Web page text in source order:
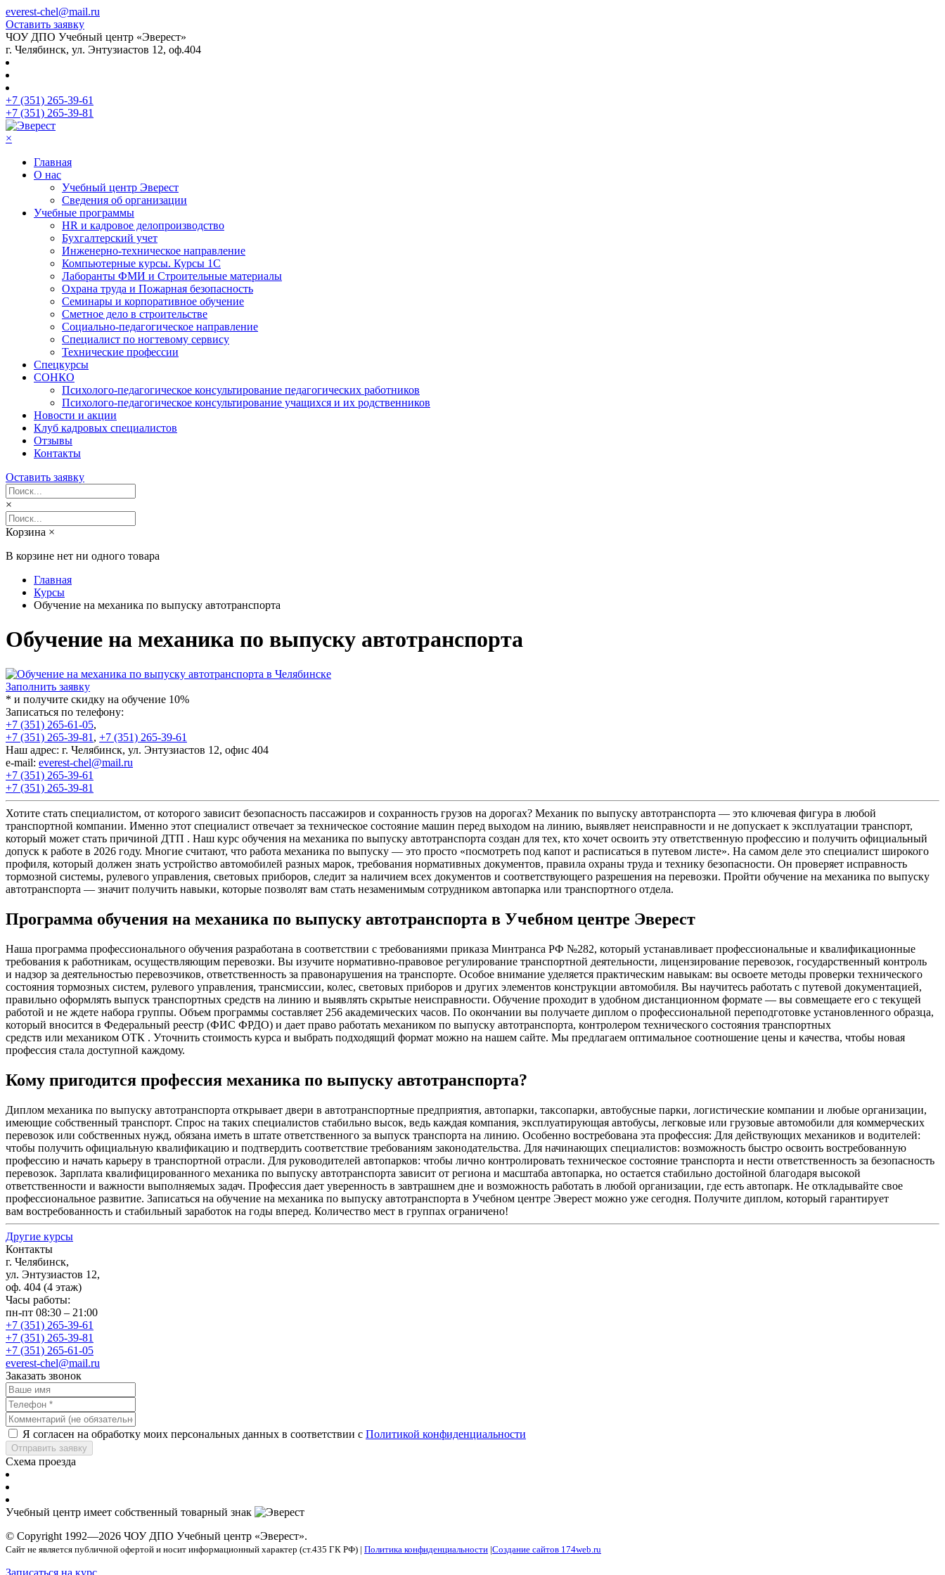
everest-chel@mail.ru
Оставить заявку
ЧОУ ДПО Учебный центр «Эверест»
г. Челябинск, ул. Энтузиастов 12, оф.404
+7 (351) 265-39-61
+7 (351) 265-39-81
×
Главная
О нас
Учебный центр Эверест
Сведения об организации
Учебные программы
HR и кадровое делопроизводство
Бухгалтерский учет
Инженерно-техническое направление
Компьютерные курсы. Курсы 1С
Лаборанты ФМИ и Строительные материалы
Охрана труда и Пожарная безопасность
Семинары и корпоративное обучение
Сметное дело в строительстве
Социально-педагогическое направление
Специалист по ногтевому сервису
Технические профессии
Спецкурсы
СОНКО
Психолого-педагогическое консультирование педагогических работников
Психолого-педагогическое консультирование учащихся и их родственников
Новости и акции
Клуб кадровых специалистов
Отзывы
Контакты
Оставить заявку
×
Корзина ×
В корзине нет ни одного товара
Главная
Курсы
Обучение на механика по выпуску автотранспорта
Обучение на механика по выпуску автотранспорта
Заполнить заявку
* и получите скидку на обучение 10%
Записаться по телефону:
+7 (351) 265-61-05,
+7 (351) 265-39-81 , +7 (351) 265-39-61
Наш адрес: г. Челябинск, ул. Энтузиастов 12, офис 404
e-mail: everest-chel@mail.ru
+7 (351) 265-39-61
+7 (351) 265-39-81
Хотите стать специалистом, от которого зависит безопасность пассажиров и сохранность грузов на дорогах? Механик по выпуску автотранспорта — это ключевая фигура в любой
транспортной компании. Именно этот специалист отвечает за техническое состояние машин перед выходом на линию, выявляет неисправности и не допускает к эксплуатации транспорт,
который может стать причиной ДТП . Наш курс обучения на механика по выпуску автотранспорта создан для тех, кто хочет освоить эту ответственную профессию и получить официальный
допуск к работе в 2026 году. Многие считают, что работа механика по выпуску — это просто «посмотреть под капот и расписаться в путевом листе». На самом деле это специалист широкого
профиля, который должен знать устройство автомобилей разных марок, требования нормативных документов, правила охраны труда и технику безопасности. Он проверяет исправность
тормозной системы, рулевого управления, световых приборов, следит за наличием всех документов и соответствующего разрешения на перевозки. Пройти обучение на механика по выпуску
автотранспорта — значит получить навыки, которые позволят вам стать незаменимым сотрудником автопарка или транспортного отдела.
Программа обучения на механика по выпуску автотранспорта в Учебном центре Эверест
Наша программа профессионального обучения разработана в соответствии с требованиями приказа Минтранса РФ №282, который устанавливает профессиональные и квалификационные
требования к работникам, осуществляющим перевозки. Вы изучите нормативно-правовое регулирование транспортной деятельности, лицензирование перевозок, государственный контроль
и надзор за деятельностью перевозчиков, ответственность за правонарушения на транспорте. Особое внимание уделяется практическим навыкам: вы освоете методы проверки технического
состояния тормозных систем, рулевого управления, трансмиссии, колес, световых приборов и других элементов конструкции автомобиля. Вы научитесь работать с путевой документацией,
правильно оформлять выпуск транспортных средств на линию и выявлять скрытые неисправности. Обучение проходит в удобном дистанционном формате — вы совмещаете его с текущей
работой и не ждете набора группы. Объем программы составляет 256 академических часов. По окончании вы получаете диплом о профессиональной переподготовке установленного образца,
который вносится в Федеральный реестр (ФИС ФРДО) и дает право работать механиком по выпуску автотранспорта, контролером технического состояния транспортных
средств или механиком ОТК . Уточнить стоимость курса и выбрать подходящий формат можно на нашем сайте. Мы предлагаем оптимальное соотношение цены и качества, чтобы новая
профессия стала доступной каждому.
Кому пригодится профессия механика по выпуску автотранспорта?
Диплом механика по выпуску автотранспорта открывает двери в автотранспортные предприятия, автопарки, таксопарки, автобусные парки, логистические компании и любые организации,
имеющие собственный транспорт. Спрос на таких специалистов стабильно высок, ведь каждая компания, эксплуатирующая автобусы, легковые или грузовые автомобили для коммерческих
перевозок или собственных нужд, обязана иметь в штате ответственного за выпуск транспорта на линию. Особенно востребована эта профессия: Для действующих механиков и водителей:
чтобы получить официальную квалификацию и подтвердить соответствие требованиям законодательства. Для начинающих специалистов: возможность быстро освоить востребованную
профессию и начать карьеру в транспортной отрасли. Для руководителей автопарков: чтобы лично контролировать техническое состояние транспорта и нести ответственность за безопасность
перевозок. Зарплата квалифицированного механика по выпуску автотранспорта зависит от региона и масштаба автопарка, но остается стабильно достойной благодаря высокой
ответственности и важности выполняемых задач. Профессия дает уверенность в завтрашнем дне и возможность работать в любой организации, где есть автопарк. Не откладывайте свое
профессиональное развитие. Записаться на обучение на механика по выпуску автотранспорта в Учебном центре Эверест можно уже сегодня. Получите диплом, который гарантирует
вам востребованность и стабильный заработок на годы вперед. Количество мест в группах ограничено!
Другие курсы
Контакты
г. Челябинск,
ул. Энтузиастов 12,
оф. 404 (4 этаж)
Часы работы:
пн-пт 08:30 – 21:00
+7 (351) 265-39-61
+7 (351) 265-39-81
+7 (351) 265-61-05
everest-chel@mail.ru
Заказать звонок
Я согласен на обработку моих персональных данных в соответствии с Политикой конфиденциальности
Отправить заявку
Схема проезда
Учебный центр имеет собственный товарный знак
© Copyright 1992—2026 ЧОУ ДПО Учебный центр «Эверест».
Сайт не является публичной офертой и носит информационный характер (ст.435 ГК РФ) | Политика конфиденциальности |Создание сайтов 174web.ru
Записаться на курс